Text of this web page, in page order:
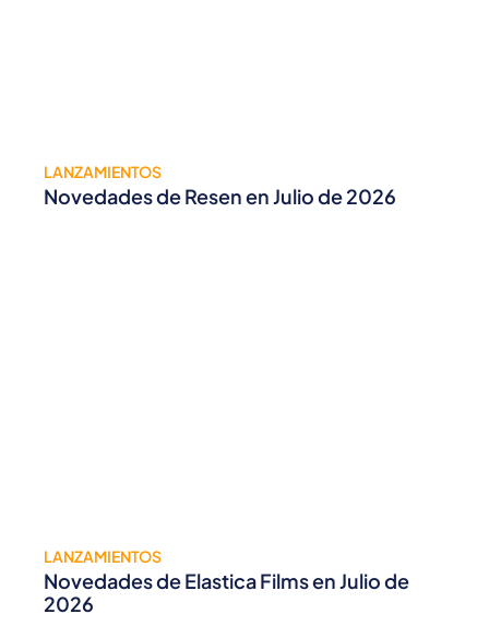
LANZAMIENTOS
Novedades de Resen en Julio de 2026
LANZAMIENTOS
Novedades de Elastica Films en Julio de
2026